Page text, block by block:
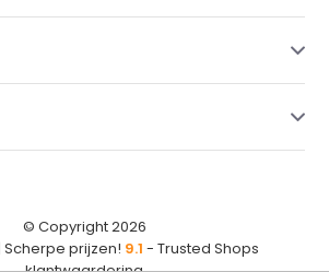
© Copyright 2026
Scherpe prijzen! 9.1 - Trusted Shops